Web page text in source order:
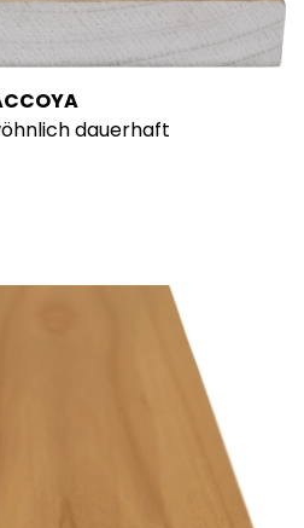
dauerhaft